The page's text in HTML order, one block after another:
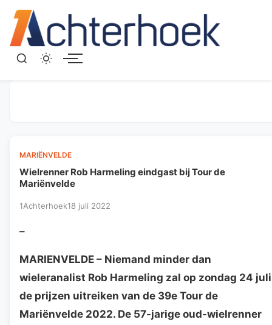
MARIËNVELDE
Wielrenner Rob Harmeling eindgast bij Tour de
Mariënvelde
1Achterhoek18 juli 2022
–
MARIENVELDE – Niemand minder dan
wieleranalist Rob Harmeling zal op zondag 24 juli
de prijzen uitreiken van de 39e Tour de
Mariënvelde 2022. De 57-jarige oud-wielrenner